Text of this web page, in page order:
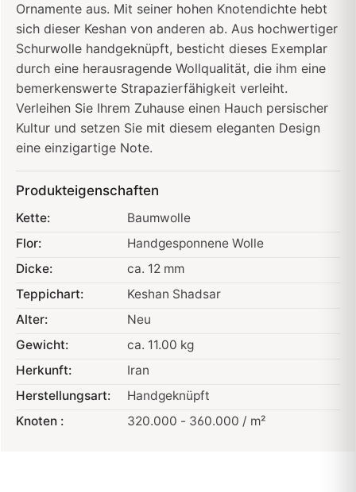
Ornamente aus. Mit seiner hohen Knotendichte hebt
sich dieser Keshan von anderen ab. Aus hochwertiger
Schurwolle handgeknüpft, besticht dieses Exemplar
durch eine herausragende Wollqualität, die ihm eine
bemerkenswerte Strapazierfähigkeit verleiht.
Verleihen Sie Ihrem Zuhause einen Hauch persischer
Kultur und setzen Sie mit diesem eleganten Design
eine einzigartige Note.
Produkteigenschaften
Kette:
Baumwolle
Flor:
Handgesponnene Wolle
Dicke:
ca. 12 mm
Teppichart:
Keshan Shadsar
Alter:
Neu
Gewicht:
ca. 11.00 kg
Herkunft:
Iran
Herstellungsart:
Handgeknüpft
Knoten :
320.000 - 360.000 / m²